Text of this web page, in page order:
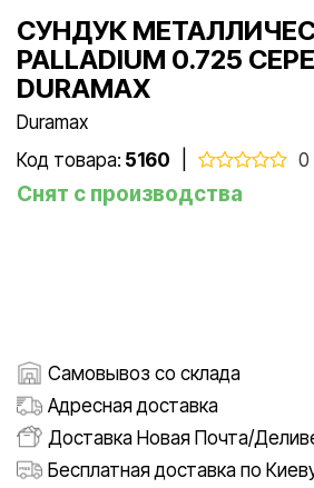
СУНДУК
PALLADIUM 0.725
DURAMAX
Duramax
Код товара: 5160 0
Снят с производства
Самовывоз со склада
Адресная доставка
Доставка Новая Почта/
Бесплатная доставка по